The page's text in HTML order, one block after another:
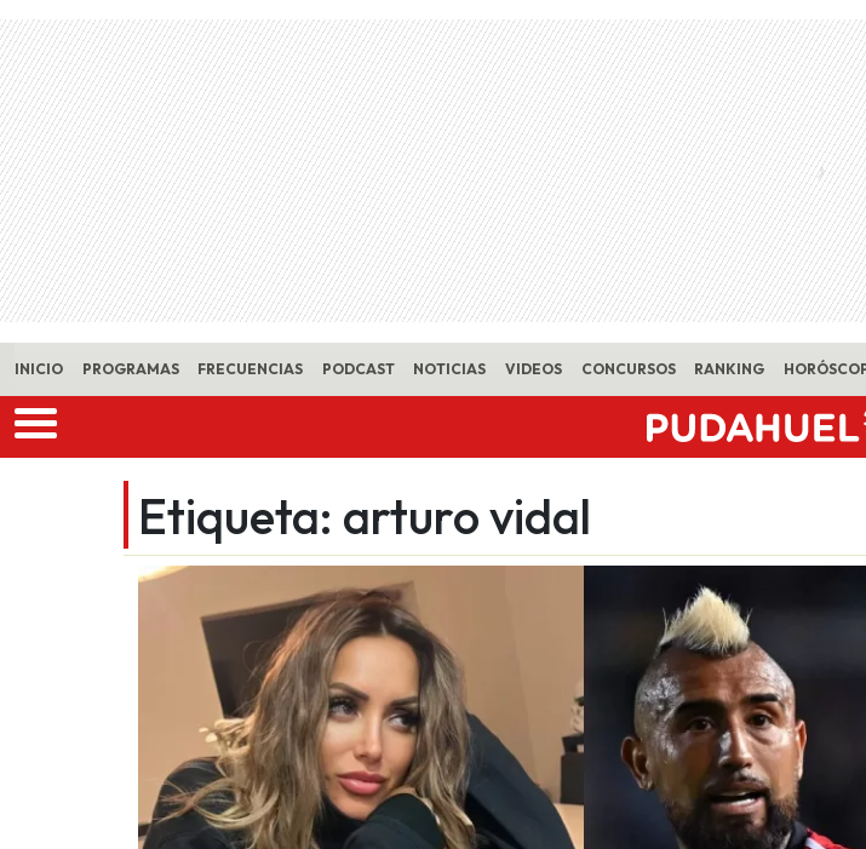
Skip to main content
INICIO PROGRAMAS FRECUENCIAS PODCAST NOTICIAS VIDEOS CONCURSOS RANKING
Etiqueta: arturo vidal